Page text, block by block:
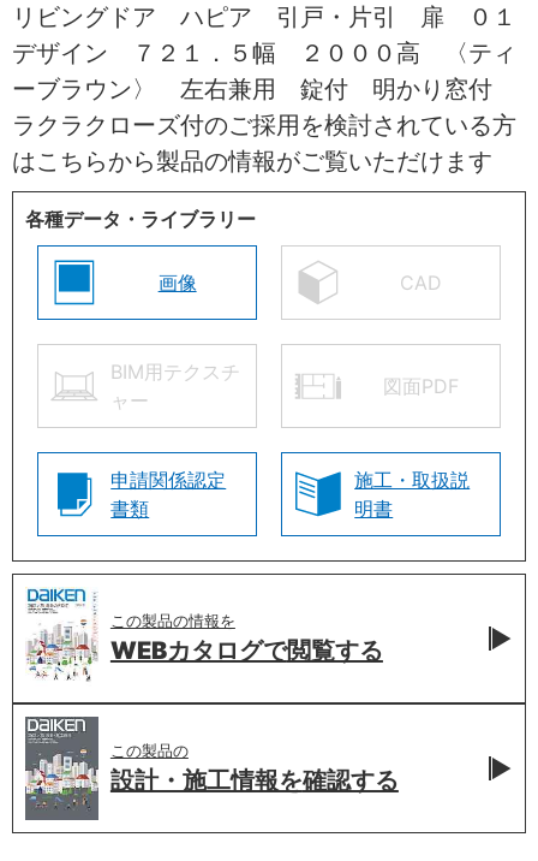
リビングドア ハピア 引戸・片引 扉 ０１
デザイン ７２１．５幅 ２０００高 〈ティ
ーブラウン〉 左右兼用 錠付 明かり窓付
ラクラクローズ付のご採用を検討されている方
はこちらから製品の情報がご覧いただけます
各種データ・ライブラリー
画像 CAD
BIM用テクスチ
ャー
図面PDF
申請関係認定
書類
施工・取扱説
明書
この製品の情報を
WEBカタログで閲覧する
この製品の
設計・施工情報を確認する